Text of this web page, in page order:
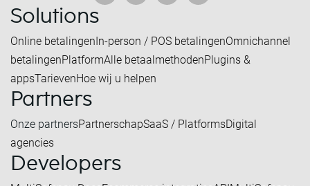
Solutions
Online betalingenIn-person / POS betalingenOmnichannel
betalingenPlatformAlle betaalmethodenPlugins &
appsTarievenHoe wij u helpen
Partners
Onze partnersPartnerschapSaaS / PlatformsDigital
agencies
Developers